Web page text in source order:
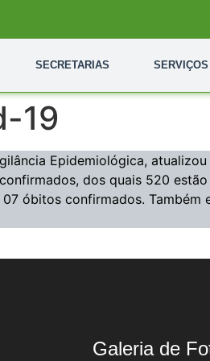
SECRETARIAS SERVIÇOS
19
Epidemiológica,
dos quais 520
óbitos confirmados.
Galeria de